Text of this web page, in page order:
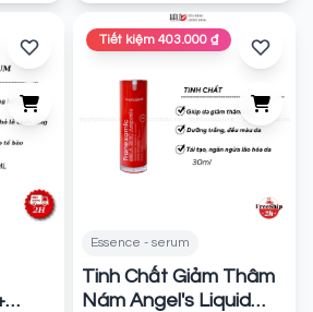
Tiết kiệm 403.000 ₫
Essence - serum
Tinh Chất Giảm Thâm
Nám Angel's Liquid